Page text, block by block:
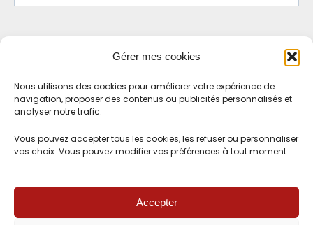
Gérer mes cookies
Nous utilisons des cookies pour améliorer votre expérience de
navigation, proposer des contenus ou publicités personnalisés et
analyser notre trafic.
Vous pouvez accepter tous les cookies, les refuser ou personnaliser
vos choix. Vous pouvez modifier vos préférences à tout moment.
Accepter